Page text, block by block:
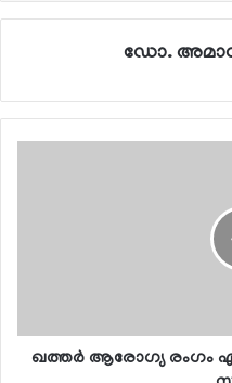
ഡോ.
ഖത്തര്‍ ആരോഗ്യ രംഗം